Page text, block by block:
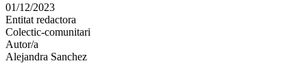
altres
xarxes
socials
01/12/2023
Entitat redactora
Colectic-comunitari
Autor/a
Alejandra Sanchez